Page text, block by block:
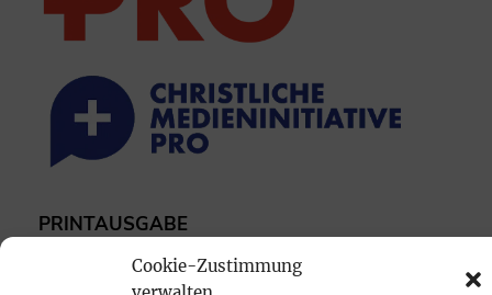
Cookie-Zustimmung
PRINTAUSGABE
Mediadaten